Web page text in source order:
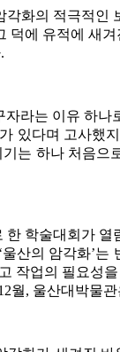
화의 적극적
에 유적에
라는 이유 하
있다며 고사
는 하나 처음
학술대회가
산의 암각화’
업의 필요성
월, 울산대박물